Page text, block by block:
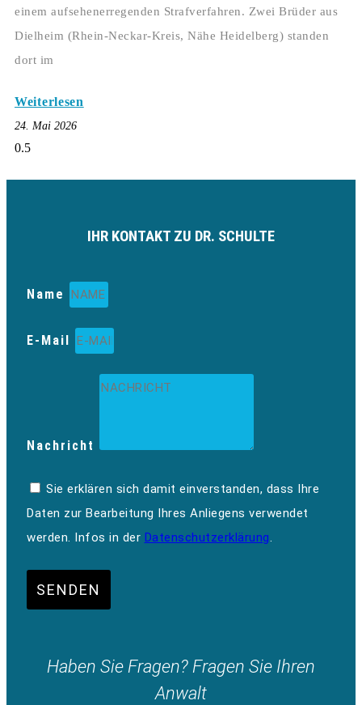
einem aufsehenerregenden Strafverfahren. Zwei Brüder aus
Dielheim (Rhein-Neckar-Kreis, Nähe Heidelberg) standen
dort im
Weiterlesen
24. Mai 2026
IHR KONTAKT ZU DR. SCHULTE
Name
E-Mail
Nachricht
Sie erklären sich damit einverstanden, dass Ihre
Daten zur Bearbeitung Ihres Anliegens verwendet
werden. Infos in der Datenschutzerklärung.
SENDEN
Haben Sie Fragen? Fragen Sie Ihren
Anwalt